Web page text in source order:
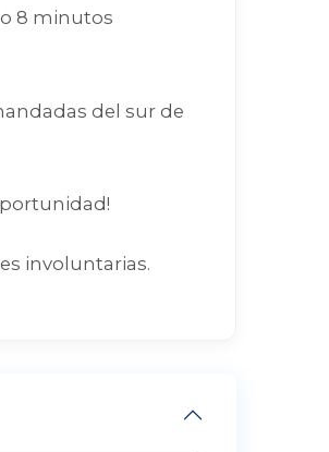
8 minutos
del sur de
involuntarias.